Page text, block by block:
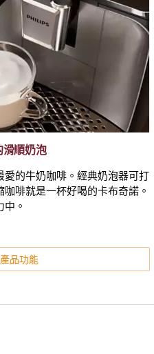
滑順奶泡
愛的牛奶咖啡。經典奶泡器可打
啡就是一杯好喝的卡布奇諾。
。
品功能